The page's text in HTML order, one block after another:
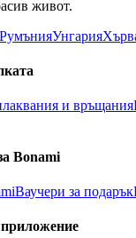
живот.
РумънияУнгария
и връщания
Bonami
Ваучери за подарък
приложение